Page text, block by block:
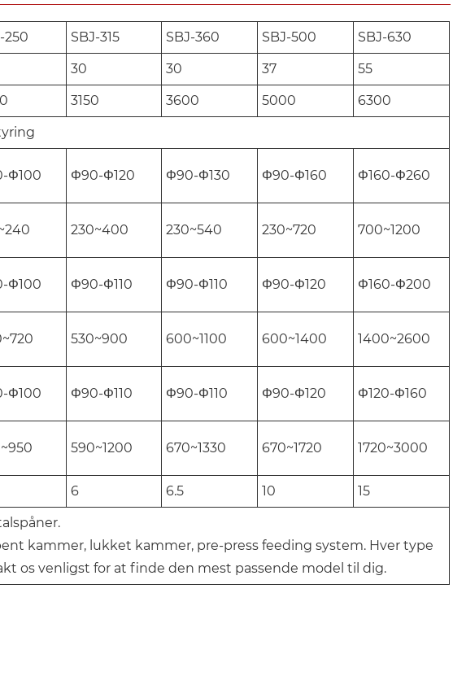
250 SBJ-315 SBJ-360 SBJ-500 SBJ-630
30 30 37 55
3150 3600 5000 6300
Φ100 Φ90-Φ120 Φ90-Φ130 Φ90-Φ160 Φ160-Φ260
230~400 230~540 230~720 700~1200
Φ100 Φ90-Φ110 Φ90-Φ110 Φ90-Φ120 Φ160-Φ200
530~900 600~1100 600~1400 1400~2600
Φ100 Φ90-Φ110 Φ90-Φ110 Φ90-Φ120 Φ120-Φ160
590~1200 670~1330 670~1720 1720~3000
6 6.5 10 15
kammer, lukket kammer, pre-press feeding system. Hver type
os venligst for at finde den mest passende model til dig.